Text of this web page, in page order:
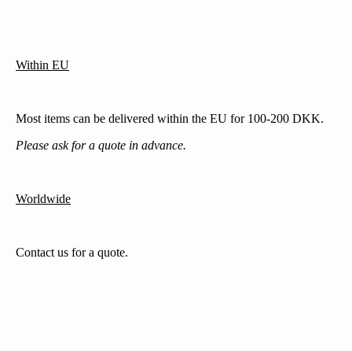
Within EU
Most items can be delivered within the EU for 100-200 DKK.
Please ask for a quote in advance.
Worldwide
Contact us for a quote.